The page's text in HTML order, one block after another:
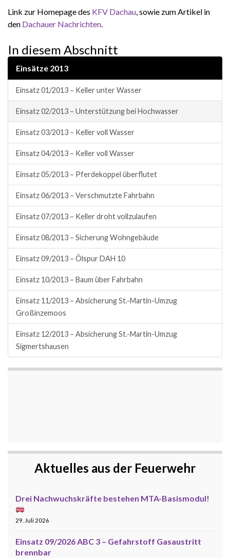
Link zur Homepage des KFV Dachau, sowie zum Artikel in
den Dachauer Nachrichten.
In diesem Abschnitt
Einsätze 2013
Einsatz 01/2013 – Keller unter Wasser
Einsatz 02/2013 – Unterstützung bei Hochwasser
Einsatz 03/2013 – Keller voll Wasser
Einsatz 04/2013 – Keller voll Wasser
Einsatz 05/2013 – Pferdekoppel überflutet
Einsatz 06/2013 – Verschmutzte Fahrbahn
Einsatz 07/2013 – Keller droht vollzulaufen
Einsatz 08/2013 – Sicherung Wohngebäude
Einsatz 09/2013 – Ölspur DAH 10
Einsatz 10/2013 – Baum über Fahrbahn
Einsatz 11/2013 – Absicherung St.-Martin-Umzug
Großinzemoos
Einsatz 12/2013 – Absicherung St.-Martin-Umzug
Sigmertshausen
Aktuelles aus der Feuerwehr
Drei Nachwuchskräfte bestehen MTA-Basismodul!
29. Juli 2026
Einsatz 09/2026 ABC 3 – Gefahrstoff Gasaustritt
brennbar